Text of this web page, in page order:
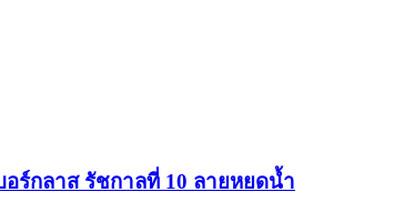
อร์กลาส รัชกาลที่ 10 ลายหยดน้ำ